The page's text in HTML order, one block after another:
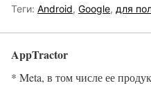
Теги: Android, Google, для
AppTractor
* Meta, в том числе ее